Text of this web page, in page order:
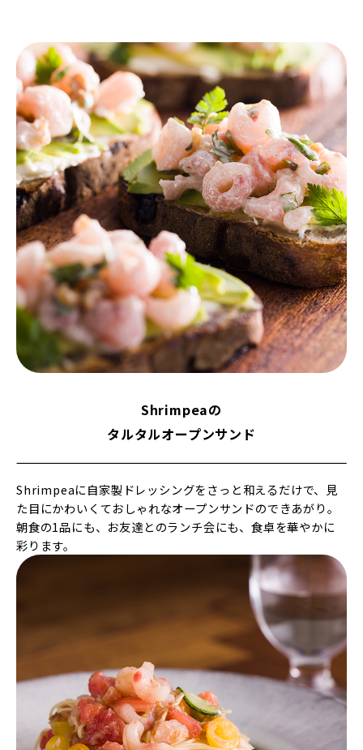
Shrimpeaの
タルタルオープンサンド
Shrimpeaに自家製ドレッシングをさっと和えるだけで、見
た目にかわいくておしゃれなオープンサンドのできあがり。
朝食の1品にも、お友達とのランチ会にも、食卓を華やかに
彩ります。